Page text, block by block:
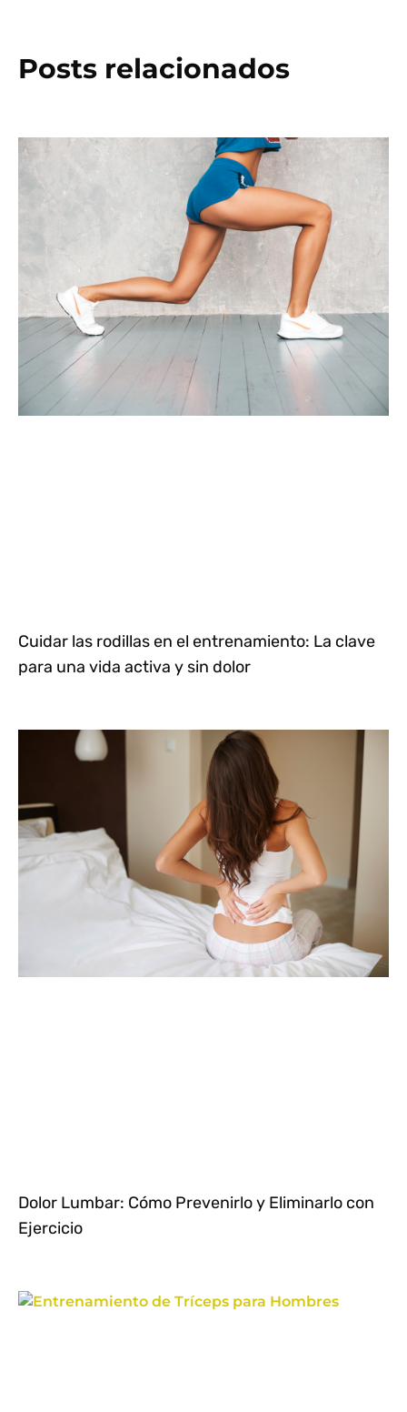
Posts relacionados
Cuidar las rodillas en el entrenamiento: La clave
para una vida activa y sin dolor
Dolor Lumbar: Cómo Prevenirlo y Eliminarlo con
Ejercicio